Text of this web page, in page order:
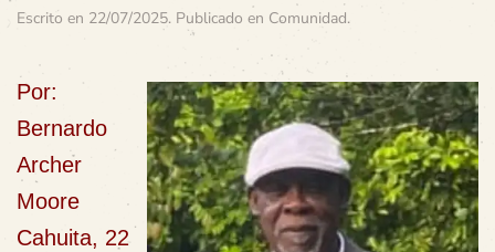
Escrito en 22/07/2025. Publicado en Comunidad.
Por:
Bernardo
Archer
Moore
Cahuita, 22